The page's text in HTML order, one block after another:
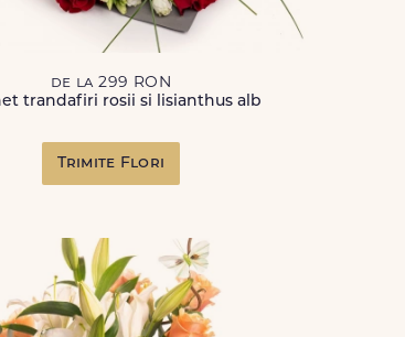
de la 299 RON
trandafiri rosii si lisianthus alb
Trimite Flori